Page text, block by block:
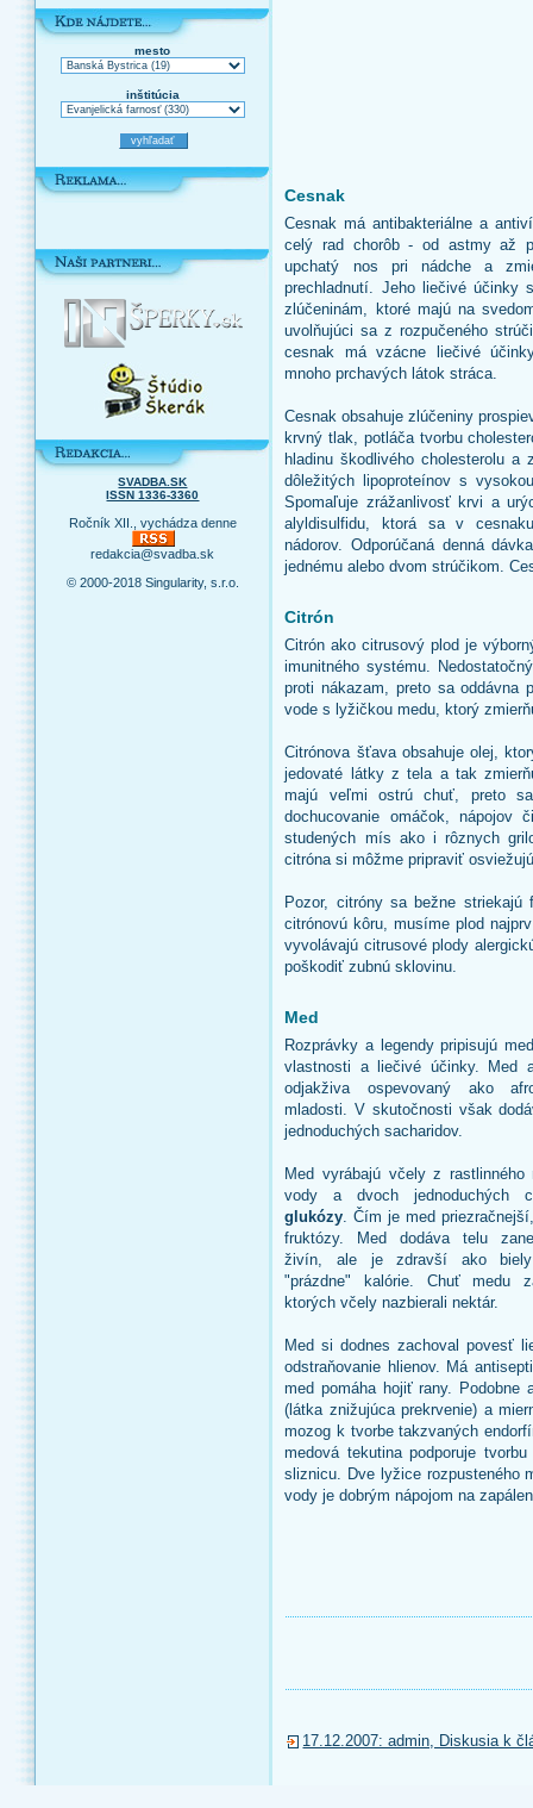
mesto
inštitúcia
SVADBA.SK
ISSN 1336-3360
Ročník XII., vychádza denne
redakcia@svadba.sk
© 2000-2018 Singularity, s.r.o.
Cesnak
Cesnak má antibakteriálne a
celý rad chorôb - od astmy až
upchatý nos pri nádche a
prechladnutí. Jeho liečivé účinky
zlúčeninám, ktoré majú na
uvolňujúci sa z rozpučeného
cesnak má vzácne liečivé
mnoho prchavých látok stráca.
Cesnak obsahuje zlúčeniny
krvný tlak, potláča tvorbu
hladinu škodlivého cholesterolu a
dôležitých lipoproteínov s
Spomaľuje zrážanlivosť krvi a
alyldisulfidu, ktorá sa v
nádorov. Odporúčaná denná
jednému alebo dvom strúčikom.
Citrón
Citrón ako citrusový plod je
imunitného systému.
proti nákazam, preto sa oddávna
vode s lyžičkou medu, ktorý
Citrónova šťava obsahuje olej,
jedovaté látky z tela a tak
majú veľmi ostrú chuť, preto
dochucovanie omáčok, nápojov
studených mís ako i rôznych
citróna si môžme pripraviť
Pozor, citróny sa bežne
citrónovú kôru, musíme plod
vyvolávajú citrusové plody
poškodiť zubnú sklovinu.
Med
Rozprávky a legendy pripisujú
vlastnosti a liečivé účinky. Med
odjakživa ospevovaný ako
mladosti. V skutočnosti však
jednoduchých sacharidov.
Med vyrábajú včely z rastlinného
vody a dvoch jednoduchých
glukózy. Čím je med
fruktózy. Med dodáva telu
živín, ale je zdravší ako biely
"prázdne" kalórie. Chuť medu
ktorých včely nazbierali nektár.
Med si dodnes zachoval povesť
odstraňovanie hlienov. Má
med pomáha hojiť rany. Podobne
(látka znižujúca prekrvenie) a
mozog k tvorbe takzvaných
medová tekutina podporuje
sliznicu. Dve lyžice rozpusteného
vody je dobrým nápojom na
17.12.2007: admin, Diskusia k